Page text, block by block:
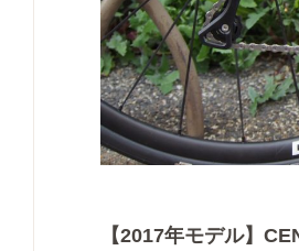
【2017年モデル】